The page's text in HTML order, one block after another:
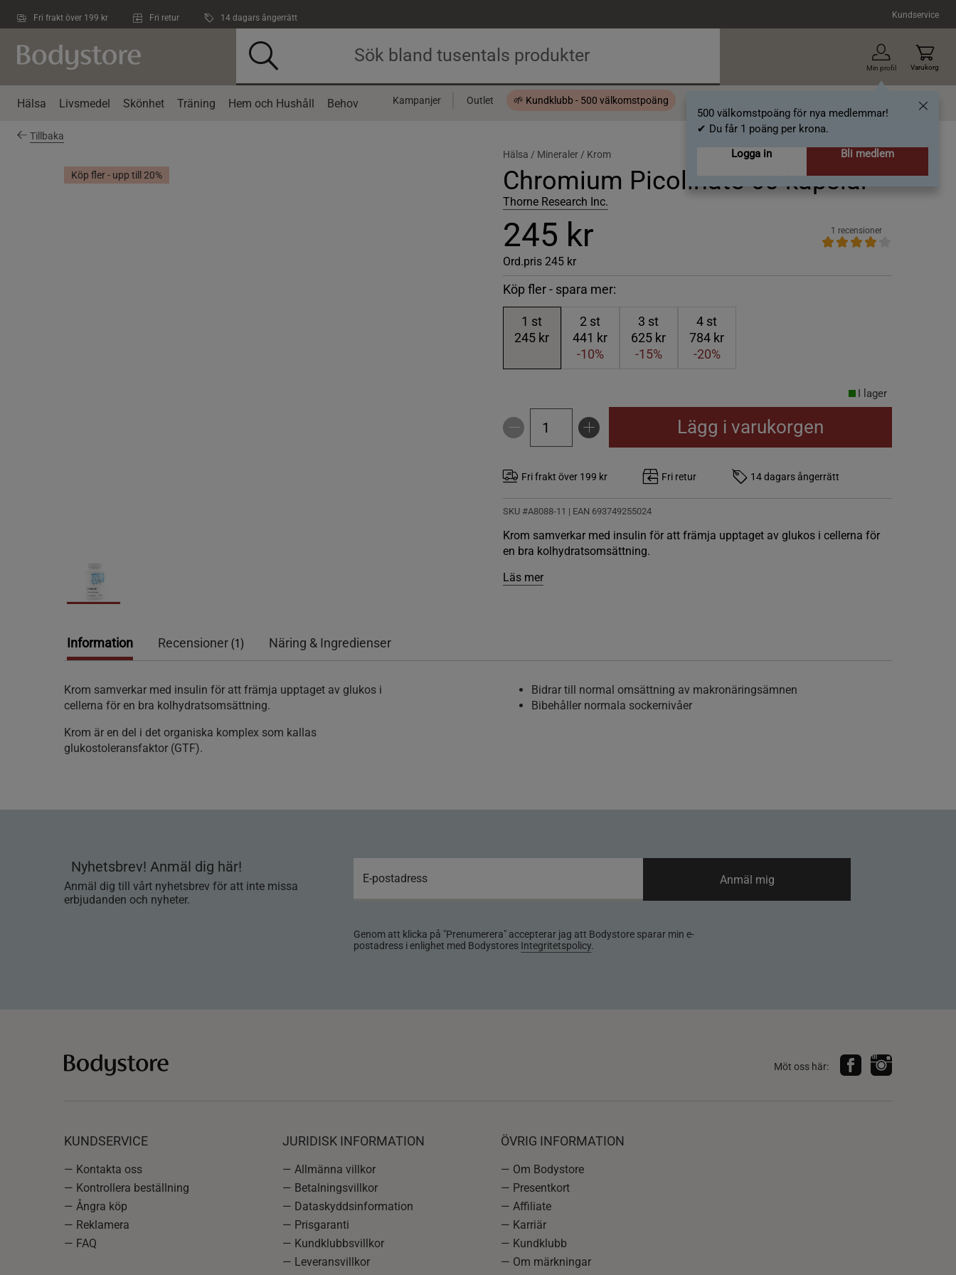
Fri frakt över 199 kr Fri retur 14 dagars ångerrätt Kundservice
Min profil
500 välkomstpoäng för nya medlemmar!
✔ Du får 1 poäng per krona.
Logga in
Bli medlem
Varukorg
Hälsa Livsmedel Skönhet Träning Hem och Hushåll Behov Kampanjer Outlet 🌱 Kundklubb - 500 välkomstpoäng
Tillbaka
Köp fler - upp till 20%
Hälsa / Mineraler / Krom
Chromium Picolinate 60 kapslar
Thorne Research Inc.
245 kr
Ord.pris 245 kr
1 recensioner
Köp fler - spara mer:
1 st
245 kr
2 st
441 kr
-10%
3 st
625 kr
-15%
4 st
784 kr
-20%
I lager
Lägg i varukorgen
Fri frakt över 199 kr Fri retur 14 dagars ångerrätt
SKU #A8088-11 | EAN 693749255024
Krom samverkar med insulin för att främja upptaget av glukos i cellerna för
en bra kolhydratsomsättning.
Läs mer
Information Recensioner (1) Näring & Ingredienser
Krom samverkar med insulin för att främja upptaget av glukos i
cellerna för en bra kolhydratsomsättning.
Krom är en del i det organiska komplex som kallas
glukostoleransfaktor (GTF).
Bidrar till normal omsättning av makronäringsämnen
Bibehåller normala sockernivåer
Nyhetsbrev! Anmäl dig här!
Anmäl dig till vårt nyhetsbrev för att inte missa
erbjudanden och nyheter.
Genom att klicka på "Prenumerera" accepterar jag att Bodystore sparar min e-
postadress i enlighet med Bodystores Integritetspolicy.
Anmäl mig
Möt oss här:
KUNDSERVICE
— Kontakta oss
— Kontrollera beställning
— Ångra köp
— Reklamera
— FAQ
JURIDISK INFORMATION
— Allmänna villkor
— Betalningsvillkor
— Dataskyddsinformation
— Prisgaranti
— Kundklubbsvillkor
— Leveransvillkor
ÖVRIG INFORMATION
— Om Bodystore
— Presentkort
— Affiliate
— Karriär
— Kundklubb
— Om märkningar